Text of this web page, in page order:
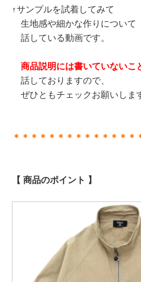
↑サンプルを試着してみて
生地感や細かな作りについて
話している動画です。
商品説明には書いていないこ
話しておりますので、
ぜひともチェックお願いしま
＊＊＊＊＊＊＊＊＊＊＊＊＊＊
【 商品のポイント 】